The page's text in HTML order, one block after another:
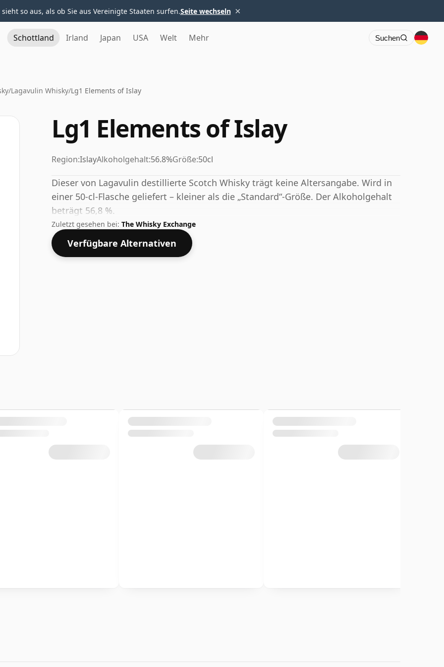
sieht so aus, als ob Sie aus Vereinigte Staaten surfen.Seite wechseln ×
Schottland Irland Japan USA Welt Mehr Suchen
/Lagavulin Whisky/Lg1 Elements of Islay
Lg1 Elements of Islay
Region:IslayAlkoholgehalt:56.8%Größe:50cl
Dieser von Lagavulin destillierte Scotch Whisky trägt keine Altersangabe. Wird in
einer 50-cl-Flasche geliefert – kleiner als die „Standard“-Größe. Der Alkoholgehalt
beträgt 56,8 %.
Zuletzt gesehen bei: The Whisky Exchange
Verfügbare Alternativen